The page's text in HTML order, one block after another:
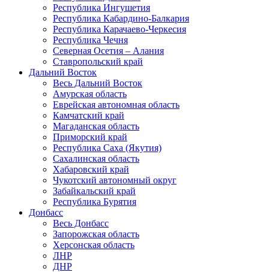
Республика Ингушетия
Республика Кабардино-Балкария
Республика Карачаево-Черкесия
Республика Чечня
Северная Осетия – Алания
Ставропольский край
Дальний Восток
Весь Дальний Восток
Амурская область
Еврейская автономная область
Камчатский край
Магаданская область
Приморский край
Республика Саха (Якутия)
Сахалинская область
Хабаровский край
Чукотский автономный округ
Забайкальский край
Республика Бурятия
Донбасс
Весь Донбасс
Запорожская область
Херсонская область
ЛНР
ДНР